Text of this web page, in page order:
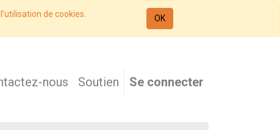
de cookies. OK
nous Soutien Se connecter